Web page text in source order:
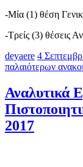
-Μία (1) θέση
-Τρείς (3) θέσεις
deyaere 4
παλαιότερων
Αναλυτικά
2017